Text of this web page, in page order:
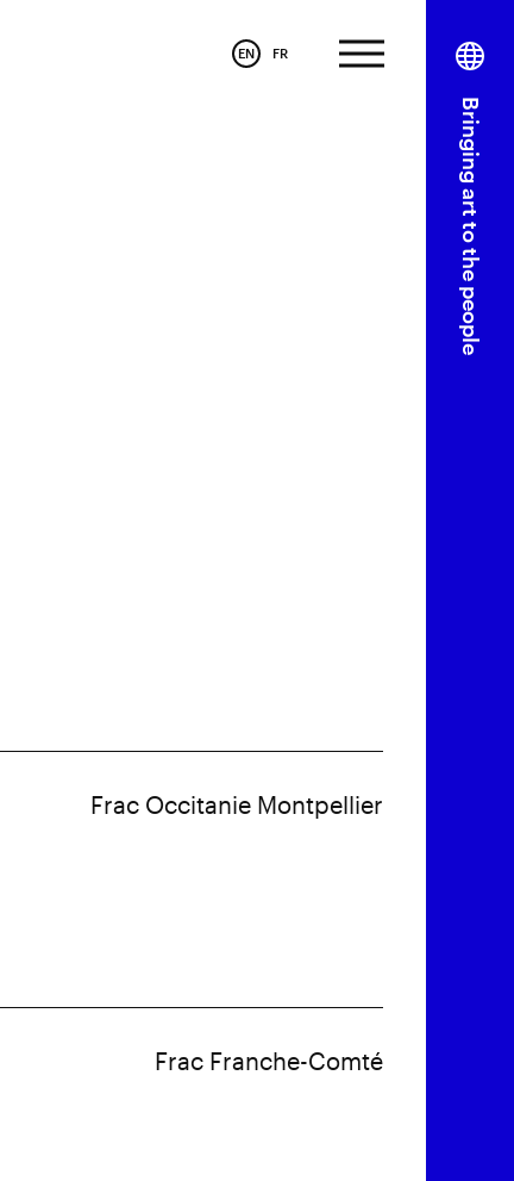
EN FR
Frac Occitanie Montpellier
Frac Franche-Comté
Bringing art to the people